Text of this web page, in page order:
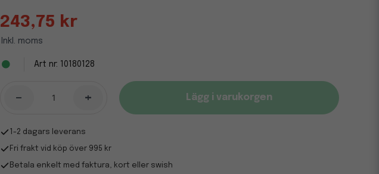
243,75 kr
Inkl. moms
10180128
- + Lägg i varukorgen
1-2 dagars leverans
Fri frakt vid köp över 995 kr
Betala enkelt med faktura, kort eller swish